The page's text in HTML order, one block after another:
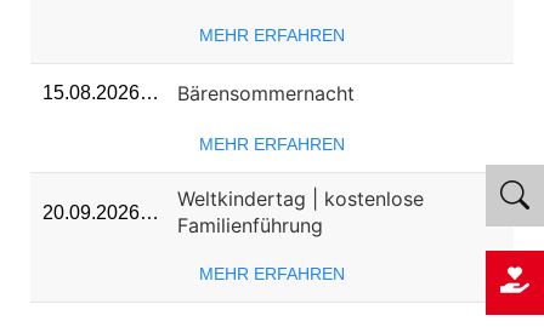
MEHR ERFAHREN
15.08.2026… Bärensommernacht
MEHR ERFAHREN
20.09.2026…
Weltkindertag | kostenlose
Familienführung
MEHR ERFAHREN